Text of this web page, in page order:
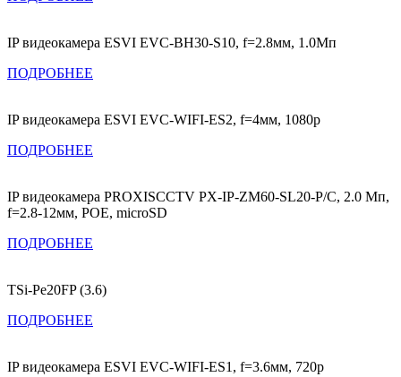
IP видеокамера ESVI EVC-BH30-S10, f=2.8мм, 1.0Мп
ПОДРОБНЕЕ
IP видеокамера ESVI EVC-WIFI-ES2, f=4мм, 1080p
ПОДРОБНЕЕ
IP видеокамера PROXISCCTV PX-IP-ZM60-SL20-P/C, 2.0 Мп,
f=2.8-12мм, POE, microSD
ПОДРОБНЕЕ
TSi-Pe20FP (3.6)
ПОДРОБНЕЕ
IP видеокамера ESVI EVC-WIFI-ES1, f=3.6мм, 720p